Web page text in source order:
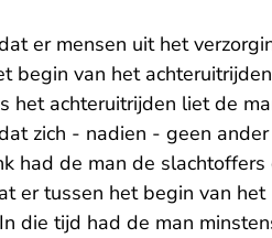
er mensen uit het
begin van het
het achteruitrijden liet de
zich - nadien - geen
had de man de slachtoffers
er tussen het begin van het
die tijd had de man